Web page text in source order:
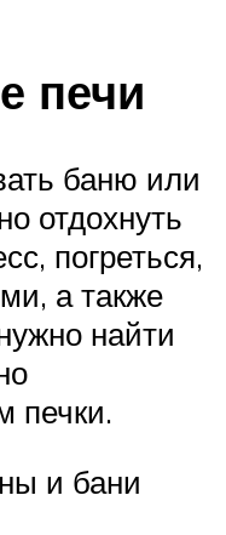
печи
баню или
отдохнуть
погреться,
а также
найти
печки.
и бани